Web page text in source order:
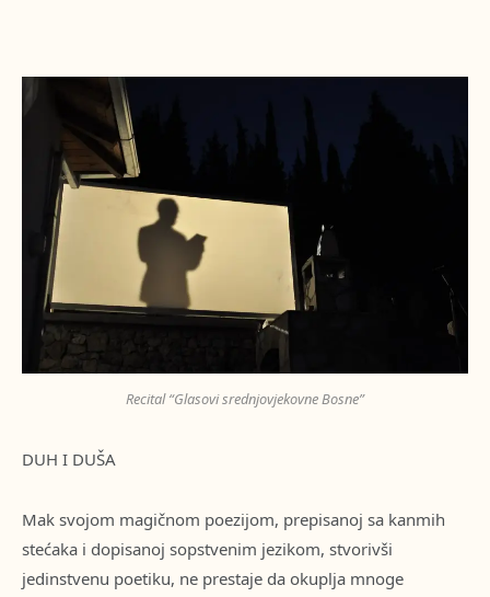
Recital “Glasovi srednjovjekovne Bosne”
DUH I DUŠA
Mak svojom magičnom poezijom, prepisanoj sa kanmih
stećaka i dopisanoj sopstvenim jezikom, stvorivši
jedinstvenu poetiku, ne prestaje da okuplja mnoge